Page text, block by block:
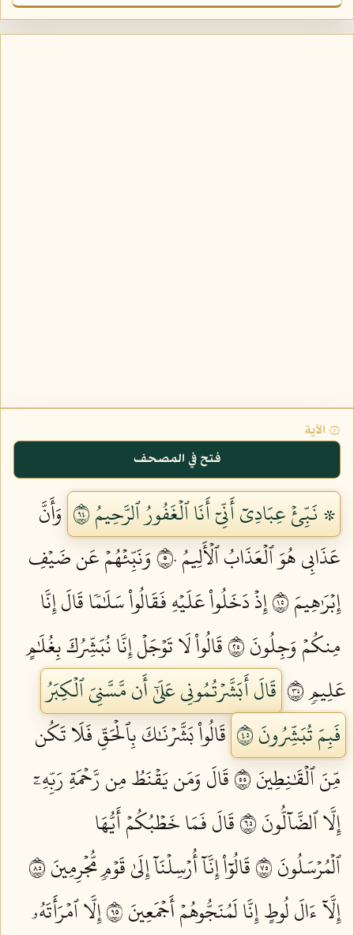
۞ الآية
فتح في المصحف
۞ نَبِّئۡ عِبَادِيٓ أَنِّيٓ أَنَا ٱلۡغَفُورُ ٱلرَّحِيمُ ٤٩
وَأَنَّ
عَذَابِي هُوَ ٱلۡعَذَابُ ٱلۡأَلِيمُ ٥٠
وَنَبِّئۡهُمۡ عَن ضَيۡفِ
إِبۡرَٰهِيمَ ٥١
إِذۡ دَخَلُواْ عَلَيۡهِ فَقَالُواْ سَلَٰمٗا قَالَ إِنَّا
مِنكُمۡ وَجِلُونَ ٥٢
قَالُواْ لَا تَوۡجَلۡ إِنَّا نُبَشِّرُكَ بِغُلَٰمٍ
عَلِيمٖ ٥٣
قَالَ أَبَشَّرۡتُمُونِي عَلَىٰٓ أَن مَّسَّنِيَ ٱلۡكِبَرُ
فَبِمَ تُبَشِّرُونَ ٥٤
قَالُواْ بَشَّرۡنَٰكَ بِٱلۡحَقِّ فَلَا تَكُن
مِّنَ ٱلۡقَٰنِطِينَ ٥٥
قَالَ وَمَن يَقۡنَطُ مِن رَّحۡمَةِ رَبِّهِۦٓ
إِلَّا ٱلضَّآلُّونَ ٥٦
قَالَ فَمَا خَطۡبُكُمۡ أَيُّهَا
ٱلۡمُرۡسَلُونَ ٥٧
قَالُوٓاْ إِنَّآ أُرۡسِلۡنَآ إِلَىٰ قَوۡمٖ مُّجۡرِمِينَ ٥٨
إِلَّآ ءَالَ لُوطٍ إِنَّا لَمُنَجُّوهُمۡ أَجۡمَعِينَ ٥٩
إِلَّا ٱمۡرَأَتَهُۥ